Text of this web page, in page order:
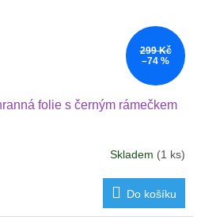
299 Kč
–74 %
folie s černým rámečkem
Skladem (1 ks)
Do košíku